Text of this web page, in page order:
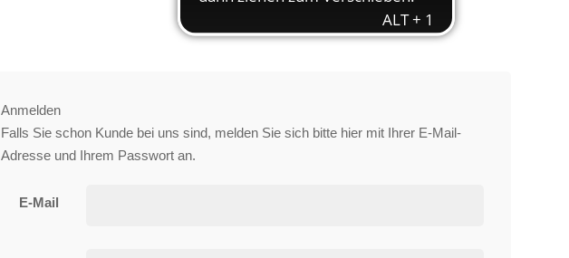
Anmelden
Falls Sie schon Kunde bei uns sind, melden Sie sich bitte hier mit Ihrer E-Mail-
Adresse und Ihrem Passwort an.
E-Mail